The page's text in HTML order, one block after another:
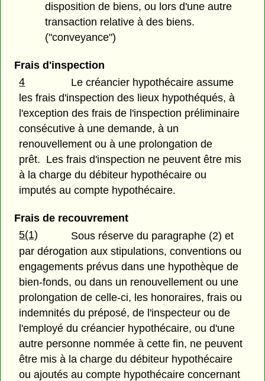
disposition de biens, ou lors d'une autre
transaction relative à des biens.
("conveyance")
Frais d'inspection
4
Le créancier hypothécaire assume
les frais d'inspection des lieux hypothéqués, à
l'exception des frais de l'inspection préliminaire
consécutive à une demande, à un
renouvellement ou à une prolongation de
prêt. Les frais d'inspection ne peuvent être mis
à la charge du débiteur hypothécaire ou
imputés au compte hypothécaire.
Frais de recouvrement
5(1)
Sous réserve du paragraphe (2) et
par dérogation aux stipulations, conventions ou
engagements prévus dans une hypothèque de
bien-fonds, ou dans un renouvellement ou une
prolongation de celle-ci, les honoraires, frais ou
indemnités du préposé, de l'inspecteur ou de
l'employé du créancier hypothécaire, ou d'une
autre personne nommée à cette fin, ne peuvent
être mis à la charge du débiteur hypothécaire
ou ajoutés au compte hypothécaire concernant